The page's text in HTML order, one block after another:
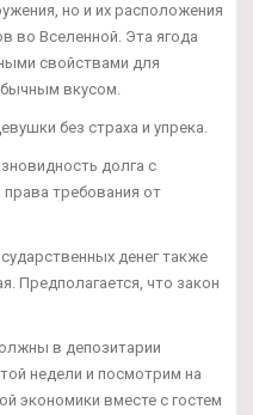
но и их расположения
во Вселенной. Эта ягода
свойствами для
вкусом.
без страха и упрека.
долга с
требования от
денег также
Предполагается, что закон
в депозитарии
недели и посмотрим на
экономики вместе с гостем